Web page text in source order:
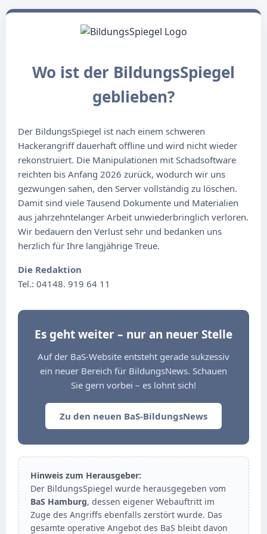
Wo ist der BildungsSpiegel
geblieben?
Der BildungsSpiegel ist nach einem schweren
Hackerangriff dauerhaft offline und wird nicht wieder
rekonstruiert. Die Manipulationen mit Schadsoftware
reichten bis Anfang 2026 zurück, wodurch wir uns
gezwungen sahen, den Server vollständig zu löschen.
Damit sind viele Tausend Dokumente und Materialien
aus jahrzehntelanger Arbeit unwiederbringlich verloren.
Wir bedauern den Verlust sehr und bedanken uns
herzlich für Ihre langjährige Treue.
Die Redaktion
Tel.: 04148. 919 64 11
Es geht weiter – nur an neuer Stelle
Auf der BaS-Website entsteht gerade sukzessiv
ein neuer Bereich für BildungsNews. Schauen
Sie gern vorbei – es lohnt sich!
Zu den neuen BaS-BildungsNews
Hinweis zum Herausgeber:
Der BildungsSpiegel wurde herausgegeben vom
BaS Hamburg, dessen eigener Webauftritt im
Zuge des Angriffs ebenfalls zerstört wurde. Das
gesamte operative Angebot des BaS bleibt davon